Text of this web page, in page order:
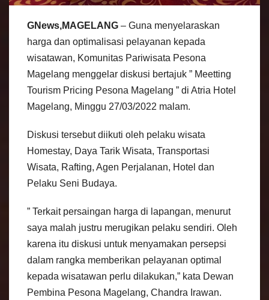
GNews,MAGELANG – Guna menyelaraskan
harga dan optimalisasi pelayanan kepada
wisatawan, Komunitas Pariwisata Pesona
Magelang menggelar diskusi bertajuk ” Meetting
Tourism Pricing Pesona Magelang ” di Atria Hotel
Magelang, Minggu 27/03/2022 malam.
Diskusi tersebut diikuti oleh pelaku wisata
Homestay, Daya Tarik Wisata, Transportasi
Wisata, Rafting, Agen Perjalanan, Hotel dan
Pelaku Seni Budaya.
” Terkait persaingan harga di lapangan, menurut
saya malah justru merugikan pelaku sendiri. Oleh
karena itu diskusi untuk menyamakan persepsi
dalam rangka memberikan pelayanan optimal
kepada wisatawan perlu dilakukan,” kata Dewan
Pembina Pesona Magelang, Chandra Irawan.